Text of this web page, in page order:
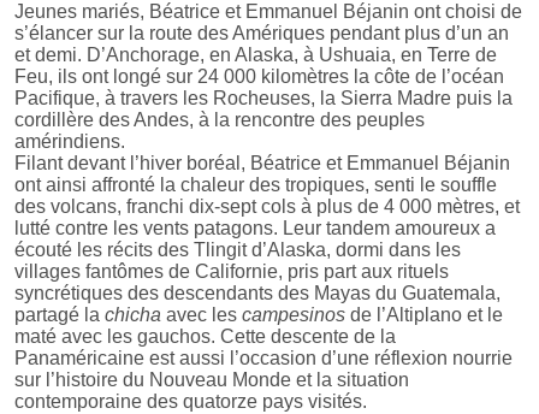
Jeunes mariés, Béatrice et Emmanuel Béjanin ont choisi de
s’élancer sur la route des Amériques pendant plus d’un an
et demi. D’Anchorage, en Alaska, à Ushuaia, en Terre de
Feu, ils ont longé sur 24 000 kilomètres la côte de l’océan
Pacifique, à travers les Rocheuses, la Sierra Madre puis la
cordillère des Andes, à la rencontre des peuples
amérindiens.
Filant devant l’hiver boréal, Béatrice et Emmanuel Béjanin
ont ainsi affronté la chaleur des tropiques, senti le souffle
des volcans, franchi dix-sept cols à plus de 4 000 mètres, et
lutté contre les vents patagons. Leur tandem amoureux a
écouté les récits des Tlingit d’Alaska, dormi dans les
villages fantômes de Californie, pris part aux rituels
syncrétiques des descendants des Mayas du Guatemala,
partagé la chicha avec les campesinos de l’Altiplano et le
maté avec les gauchos. Cette descente de la
Panaméricaine est aussi l’occasion d’une réflexion nourrie
sur l’histoire du Nouveau Monde et la situation
contemporaine des quatorze pays visités.